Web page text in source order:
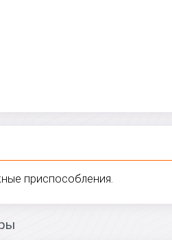
приспособления.